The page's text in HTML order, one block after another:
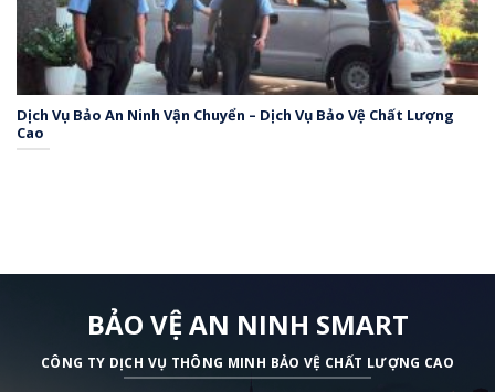
Dịch Vụ Bảo An Ninh Vận Chuyển – Dịch Vụ Bảo Vệ Chất Lượng
Cao
BẢO VỆ AN NINH SMART
CÔNG TY DỊCH VỤ THÔNG MINH BẢO VỆ CHẤT LƯỢNG CAO